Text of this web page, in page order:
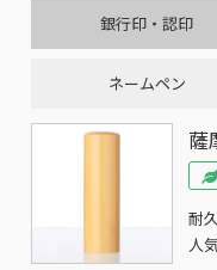
銀行印・認印
ネームペン
薩
耐
人